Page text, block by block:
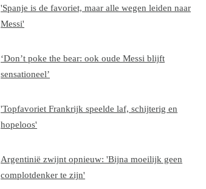
'Spanje is de favoriet, maar alle wegen leiden naar
Messi'
‘Don’t poke the bear: ook oude Messi blijft
sensationeel’
'Topfavoriet Frankrijk speelde laf, schijterig en
hopeloos'
Argentinië zwijnt opnieuw: 'Bijna moeilijk geen
complotdenker te zijn'